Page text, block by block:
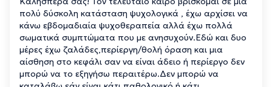
πολύ δύσκολη κατάσταση ψυχολογικά , έχω αρχίσει να
κάνω εβδομαδιαία ψυχοθεραπεία αλλά έχω πολλά
σωματικά συμπτώματα που με ανησυχούν.Εδώ και δυο
μέρες έχω ζαλάδες,περίεργη/θολή όραση και μια
αίσθηση στο κεφάλι σαν να είναι άδειο ή περίεργο δεν
μπορώ να το εξηγήσω περαιτέρω.Δεν μπορώ να